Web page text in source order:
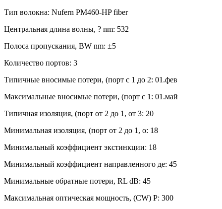
Тип волокна: Nufern PM460-HP fiber
Центральная длина волны, ? nm: 532
Полоса пропускания, BW nm: ±5
Количество портов: 3
Типичные вносимые потери, (порт с 1 до 2: 01.фев
Максимальные вносимые потери, (порт с 1: 01.май
Типичная изоляция, (порт от 2 до 1, от 3: 20
Минимальная изоляция, (порт от 2 до 1, о: 18
Минимальный коэффициент экстинкции: 18
Минимальный коэффициент направленного де: 45
Минимальные обратные потери, RL dB: 45
Максимальная оптическая мощность, (CW) P: 300